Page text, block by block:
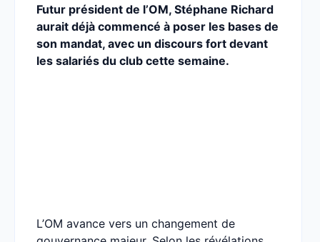
Futur président de l’OM, Stéphane Richard
aurait déjà commencé à poser les bases de
son mandat, avec un discours fort devant
les salariés du club cette semaine.
L’OM avance vers un changement de